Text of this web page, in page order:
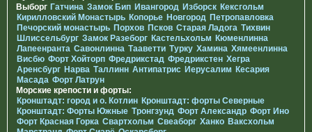
Выборг Гатчина Замок Бип Ивангород Изборск Кексгольм
Кирилловский Монастырь Копорье Новгород Петропавловка
Печорcкий монастырь Порхов Псков Старая Ладога Тихвин
Шлиссельбург Замок Разеборг Кастельхольм Кюменлинна
Лапеенранта Савонлинна Тааветти Турку Хамина Хямеенлинна
Висбю Форт Хойторп Фредрикстад Фредрикстен Хегра
Аренсбург Нарва Таллинн Антипатрис Иерусалим Кесария
Масада Форт Латрун
Морские крепости и форты:
Кронштадт: город и о. Котлин Кронштадт: форты Северные
Кронштадт: Форты Южные Тронгзунд Форт Александр Форт Ино
Форт Красная Горка Свартхольм Свеаборг Ханко Ваксхольм